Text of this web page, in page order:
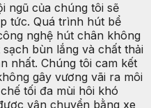
ngũ của chúng tôi sẽ
tức. Quá trình hút bể
nghệ hút chân không
bùn lắng và chất thải
nhất. Chúng tôi cam kết
gây vương vãi ra môi
tối đa mùi hôi khó
vận chuyển bằng xe